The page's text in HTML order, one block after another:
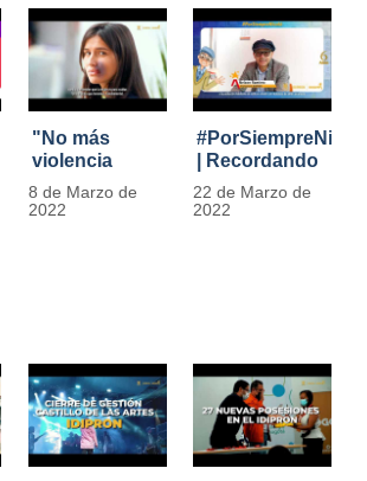
"No más
violencia
contra la
mujer" | 8
8 de Marzo de
2022
| Recordando
al Padre
Javier de
22 de Marzo de
2022